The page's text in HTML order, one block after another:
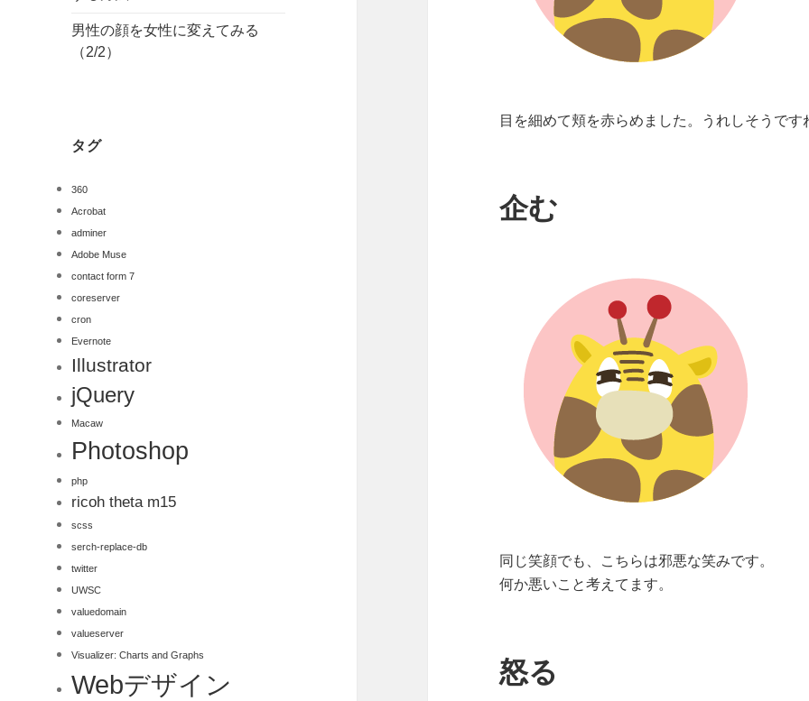
男性の顔を女性に変えてみる
（2/2）
タグ
360
Acrobat
adminer
Adobe Muse
contact form 7
coreserver
cron
Evernote
Illustrator
jQuery
Macaw
Photoshop
php
ricoh theta m15
scss
serch-replace-db
twitter
UWSC
valuedomain
valueserver
Visualizer: Charts and Graphs
Webデザイン
目を細めて頬を赤らめました。うれしそうです
企む
同じ笑顔でも、こちらは邪悪な笑みです。
何か悪いこと考えてます。
怒る